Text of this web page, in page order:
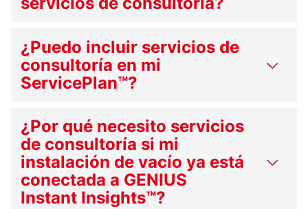
¿Puedo incluir servicios de
consultoría en mi
ServicePlan™?
¿Por qué necesito servicios
de consultoría si mi
instalación de vacío ya está
conectada a GENIUS
Instant Insights™?